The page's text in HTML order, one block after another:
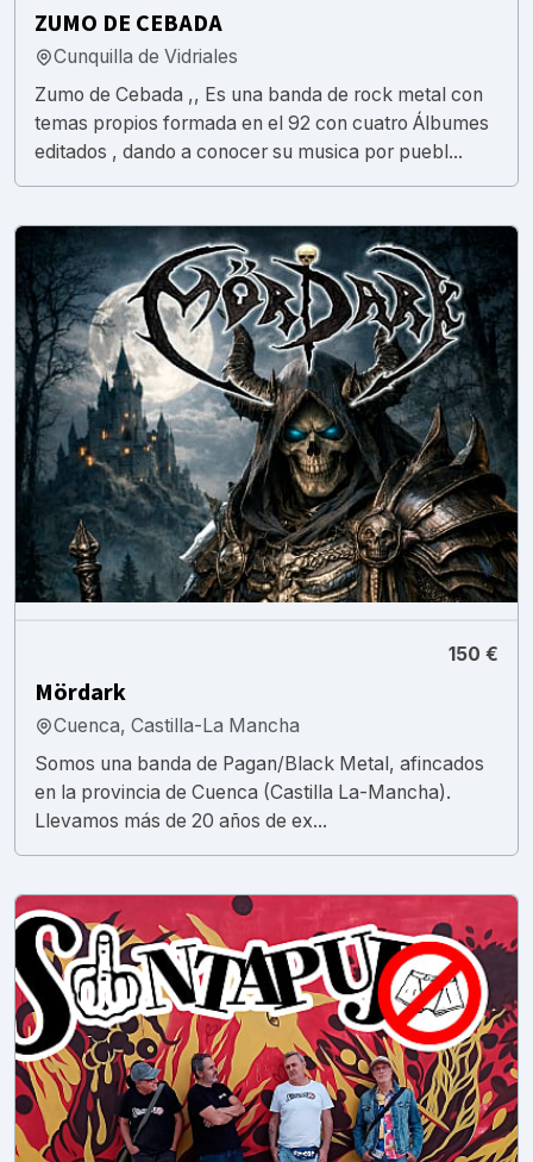
ZUMO DE CEBADA
Cunquilla de Vidriales
Zumo de Cebada ,, Es una banda de rock metal con
temas propios formada en el 92 con cuatro Álbumes
editados , dando a conocer su musica por puebl...
150 €
Mördark
Cuenca, Castilla-La Mancha
Somos una banda de Pagan/Black Metal, afincados
en la provincia de Cuenca (Castilla La-Mancha).
Llevamos más de 20 años de ex...